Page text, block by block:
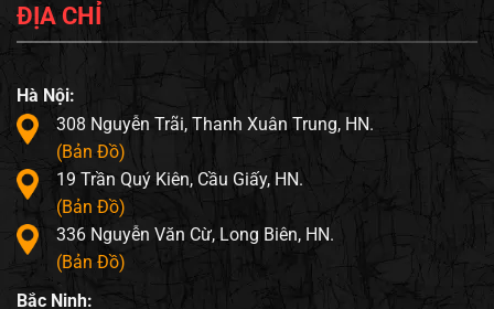
ĐỊA CHỈ
Hà Nội:
308 Nguyễn Trãi, Thanh Xuân Trung, HN.
(Bản Đồ)
19 Trần Quý Kiên, Cầu Giấy, HN.
(Bản Đồ)
336 Nguyễn Văn Cừ, Long Biên, HN.
(Bản Đồ)
Bắc Ninh: